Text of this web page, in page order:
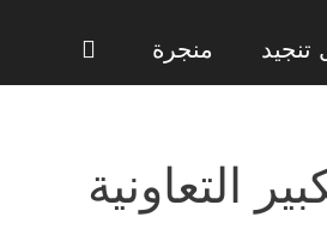
منجرة
التعاونية